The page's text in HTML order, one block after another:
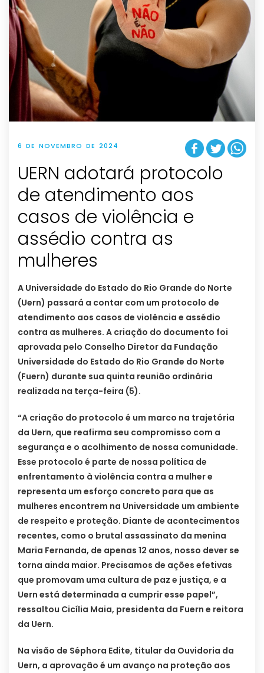
6 DE NOVEMBRO DE 2024
UERN adotará protocolo
de atendimento aos
casos de violência e
assédio contra as
mulheres
A Universidade do Estado do Rio Grande do Norte
(Uern) passará a contar com um protocolo de
atendimento aos casos de violência e assédio
contra as mulheres. A criação do documento foi
aprovada pelo Conselho Diretor da Fundação
Universidade do Estado do Rio Grande do Norte
(Fuern) durante sua quinta reunião ordinária
realizada na terça-feira (5).
“A criação do protocolo é um marco na trajetória
da Uern, que reafirma seu compromisso com a
segurança e o acolhimento de nossa comunidade.
Esse protocolo é parte de nossa política de
enfrentamento à violência contra a mulher e
representa um esforço concreto para que as
mulheres encontrem na Universidade um ambiente
de respeito e proteção. Diante de acontecimentos
recentes, como o brutal assassinato da menina
Maria Fernanda, de apenas 12 anos, nosso dever se
torna ainda maior. Precisamos de ações efetivas
que promovam uma cultura de paz e justiça, e a
Uern está determinada a cumprir esse papel”,
ressaltou Cicília Maia, presidenta da Fuern e reitora
da Uern.
Na visão de Séphora Edite, titular da Ouvidoria da
Uern, a aprovação é um avanço na proteção aos